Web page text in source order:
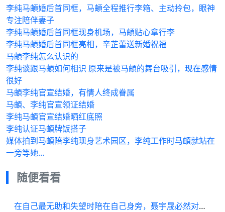
李纯马頔婚后首同框，马頔全程推行李箱、主动拎包，眼神
专注陪伴妻子
李纯马頔婚后首同框现身机场，马頔贴心拿行李
李纯马頔婚后首同框亮相，辛芷蕾送新婚祝福
马頔李纯怎么认识的
李纯谈跟马頔如何相识 原来是被马頔的舞台吸引，现在感情
很好
马頔李纯官宣结婚，有情人终成眷属
马頔、李纯官宣领证结婚
李纯马頔官宣结婚晒红底照
李纯认证马頔牌饭搭子
媒体拍到马頔陪李纯现身艺术园区，李纯工作时马頔就站在
一旁等她…
随便看看
在自己最无助和失望时陪在自己身旁，聂宇晟必然对谈静死心塌地